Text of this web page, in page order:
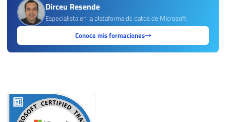
Dirceu Resende
Especialista en la plataforma de datos de Microsoft
Conoce mis formaciones